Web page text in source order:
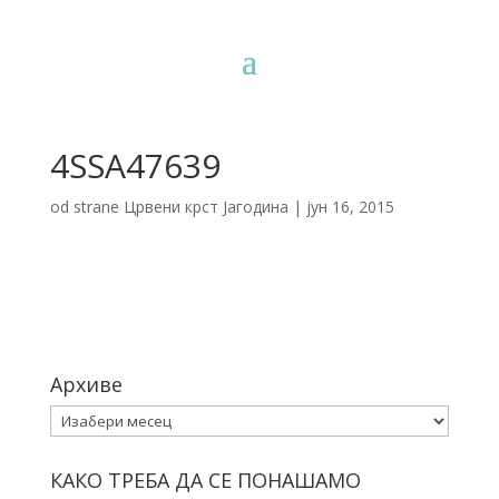
4SSA47639
od strane Црвени крст Јагодина | јун 16, 2015
Архиве
Архиве
КАКО ТРЕБА ДА СЕ ПОНАШАМО